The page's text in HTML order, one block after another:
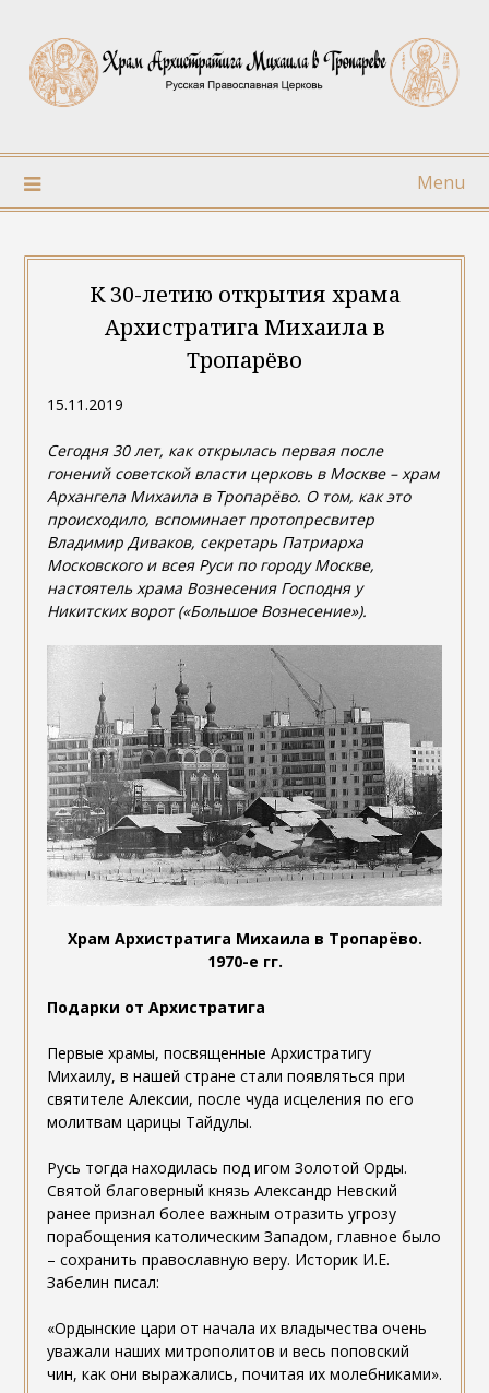
content
Menu
К 30-летию открытия храма
Архистратига Михаила в
Тропарёво
15.11.2019
Сегодня 30 лет, как открылась первая после
гонений советской власти церковь в Москве – храм
Архангела Михаила в Тропарёво. О том, как это
происходило, вспоминает протопресвитер
Владимир Диваков, секретарь Патриарха
Московского и всея Руси по городу Москве,
настоятель храма Вознесения Господня у
Никитских ворот («Большое Вознесение»).
Храм Архистратига Михаила в Тропарёво.
1970-е гг.
Подарки от Архистратига
Первые храмы, посвященные Архистратигу
Михаилу, в нашей стране стали появляться при
святителе Алексии, после чуда исцеления по его
молитвам царицы Тайдулы.
Русь тогда находилась под игом Золотой Орды.
Святой благоверный князь Александр Невский
ранее признал более важным отразить угрозу
порабощения католическим Западом, главное было
– сохранить православную веру. Историк И.Е.
Забелин писал:
«Ордынские цари от начала их владычества очень
уважали наших митрополитов и весь поповский
чин, как они выражались, почитая их молебниками».